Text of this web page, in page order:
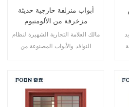
أبواب منزلقة خارجية حديثة
مزخرفة من الألومنيوم
مالك العلامة التجارية الشهيرة لنظام
النوافذ والأبواب المصنوعة من